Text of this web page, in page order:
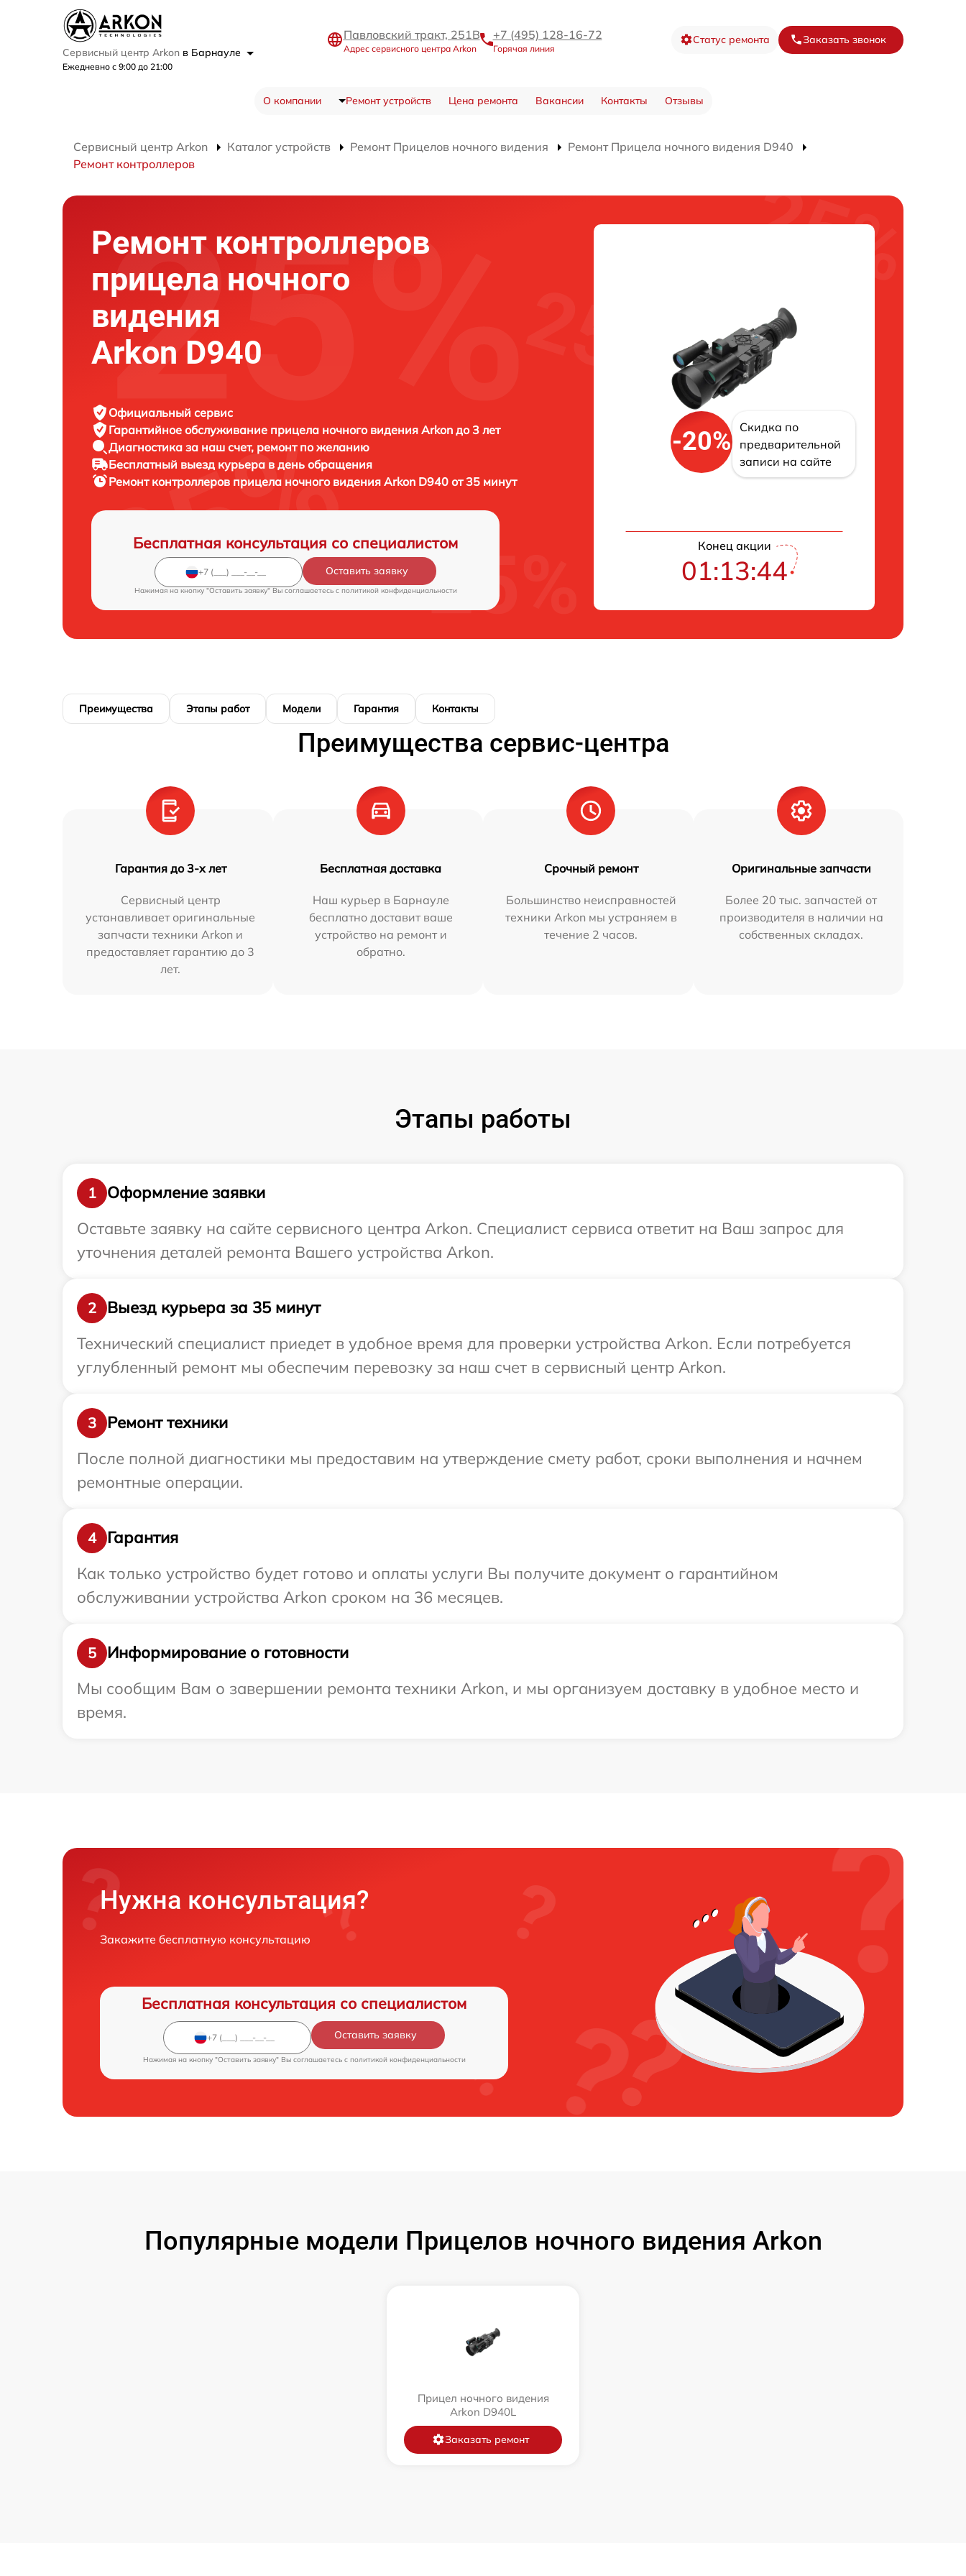
Сервисный центр Arkon в Барнауле
Ежедневно с 9:00 до 21:00
Павловский тракт, 251В
Адрес сервисного центра Arkon
+7 (495) 128-16-72
Горячая линия
Статус ремонта Заказать звонок
О компании Ремонт устройств Цена ремонта Вакансии Контакты Отзывы
Сервисный центр Arkon Каталог устройств Ремонт Прицелов ночного видения
Ремонт Прицела ночного видения D940
Ремонт контроллеров
Ремонт контроллеров
прицела ночного
видения
Arkon D940
Официальный сервис
Гарантийное обслуживание прицела ночного видения Arkon до 3 лет
Диагностика за наш счет, ремонт по желанию
Бесплатный выезд курьера в день обращения
Ремонт контроллеров прицела ночного видения Arkon D940 от 35 минут
Бесплатная консультация со специалистом
Оставить заявку
Нажимая на кнопку "Оставить заявку" Вы соглашаетесь c политикой конфиденциальности
-20%
Скидка по
предварительной
записи на сайте
Конец акции
01:13:43
Преимущества Этапы работ Модели Гарантия Контакты
Преимущества сервис-центра
Гарантия до 3-х лет
Сервисный центр
устанавливает оригинальные
запчасти техники Arkon и
предоставляет гарантию до 3
лет.
Бесплатная доставка
Наш курьер в Барнауле
бесплатно доставит ваше
устройство на ремонт и
обратно.
Срочный ремонт
Большинство неисправностей
техники Arkon мы устраняем в
течение 2 часов.
Оригинальные запчасти
Более 20 тыс. запчастей от
производителя в наличии на
собственных складах.
Этапы работы
1
Оформление заявки
Оставьте заявку на сайте сервисного центра Arkon. Специалист сервиса ответит на Ваш запрос для
уточнения деталей ремонта Вашего устройства Arkon.
2
Выезд курьера за 35 минут
Технический специалист приедет в удобное время для проверки устройства Arkon. Если потребуется
углубленный ремонт мы обеспечим перевозку за наш счет в сервисный центр Arkon.
3
Ремонт техники
После полной диагностики мы предоставим на утверждение смету работ, сроки выполнения и начнем
ремонтные операции.
4
Гарантия
Как только устройство будет готово и оплаты услуги Вы получите документ о гарантийном
обслуживании устройства Arkon сроком на 36 месяцев.
5
Информирование о готовности
Мы сообщим Вам о завершении ремонта техники Arkon, и мы организуем доставку в удобное место и
время.
Нужна консультация?
Закажите бесплатную консультацию
Бесплатная консультация со специалистом
Оставить заявку
Нажимая на кнопку "Оставить заявку" Вы соглашаетесь c политикой конфиденциальности
Популярные модели Прицелов ночного видения Arkon
Прицел ночного видения
Arkon D940L
Заказать ремонт